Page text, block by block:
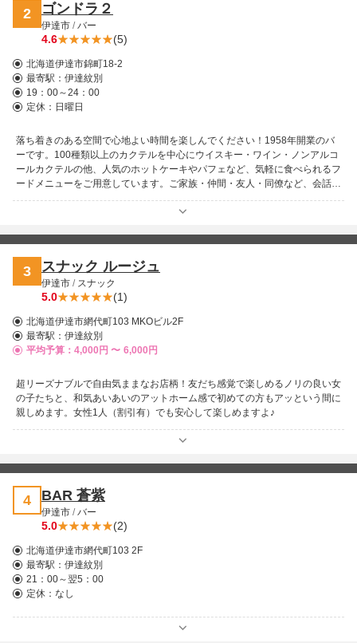
2 ゴンドラ２
伊達市 /バー
4.6 (5)
北海道伊達市錦町18-2
最寄駅： 伊達紋別
19：00～24：00
定休：日曜日
落ち着きのある空間で心地よい時間を楽しんでください！1958年開業のバ
ーです。100種類以上のカクテルを中心にウイスキー・ワイン・ノンアルコ
ールカクテルの他、人気のホットケーキやパフェなど、気軽に食べられるフ
ードメニューをご用意しています。ご家族・仲間・友人・同僚など、会話の
中で心地よい時間を楽しんでください。ご来店お待ちしております。
3 スナック ルージュ
伊達市 / スナック
5.0 (1)
北海道伊達市網代町103 MKOビル2F
最寄駅： 伊達紋別
平均予算：4,000円 〜 6,000円
超リーズナブルで自由気ままなお店柄！友だち感覚で楽しめるノリの良い女
の子たちと、和気あいあいのアットホーム感で初めての方もアッという間に
親しめます。女性1人（割引有）でも安心して楽しめますよ♪
4 BAR 蒼紫
伊達市 /バー
5.0 (2)
北海道伊達市網代町103 2F
最寄駅： 伊達紋別
21：00～翌5：00
定休：なし